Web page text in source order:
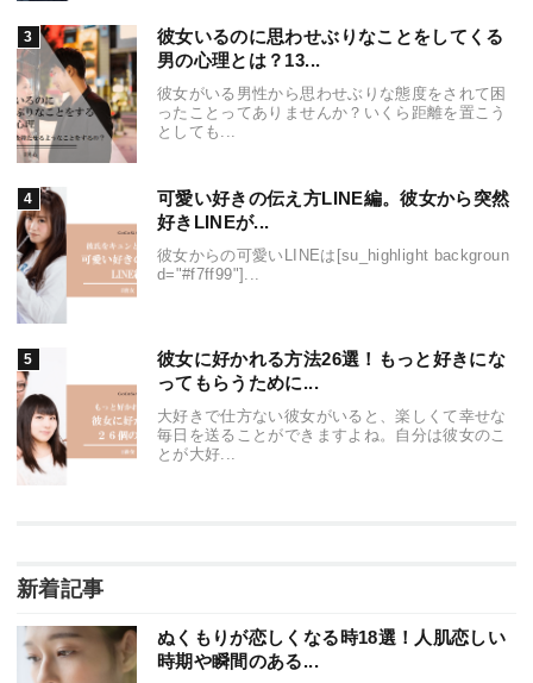
彼女いるのに思わせぶりなことをしてくる
男の心理とは？13...
彼女がいる男性から思わせぶりな態度をされて困
ったことってありませんか？いくら距離を置こう
としても...
可愛い好きの伝え方LINE編。彼女から突然
好きLINEが...
彼女からの可愛いLINEは[su_highlight backgroun
d="#f7ff99"]...
彼女に好かれる方法26選！もっと好きにな
ってもらうために...
大好きで仕方ない彼女がいると、楽しくて幸せな
毎日を送ることができますよね。自分は彼女のこ
とが大好...
新着記事
ぬくもりが恋しくなる時18選！人肌恋しい
時期や瞬間のある...